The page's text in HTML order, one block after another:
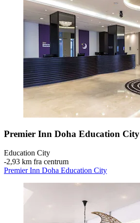
Premier Inn Doha Education City
Education City
‐2,93 km fra centrum
Premier Inn Doha Education City